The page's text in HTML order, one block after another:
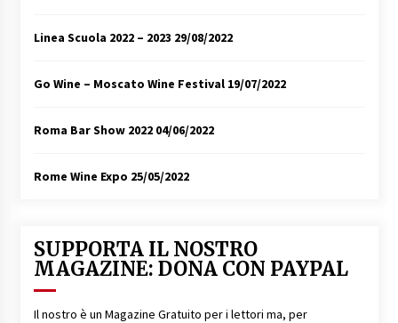
Linea Scuola 2022 – 2023 29/08/2022
Go Wine – Moscato Wine Festival 19/07/2022
Roma Bar Show 2022 04/06/2022
Rome Wine Expo 25/05/2022
SUPPORTA IL NOSTRO
MAGAZINE: DONA CON PAYPAL
Il nostro è un Magazine Gratuito per i lettori ma, per